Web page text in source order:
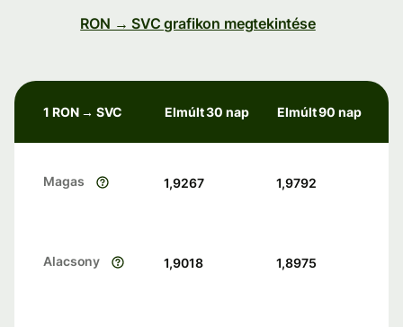
RON → SVC grafikon megtekintése
1 RON → SVC Elmúlt 30 nap Elmúlt 90 nap
Magas 1,9267 1,9792
Alacsony 1,9018 1,8975